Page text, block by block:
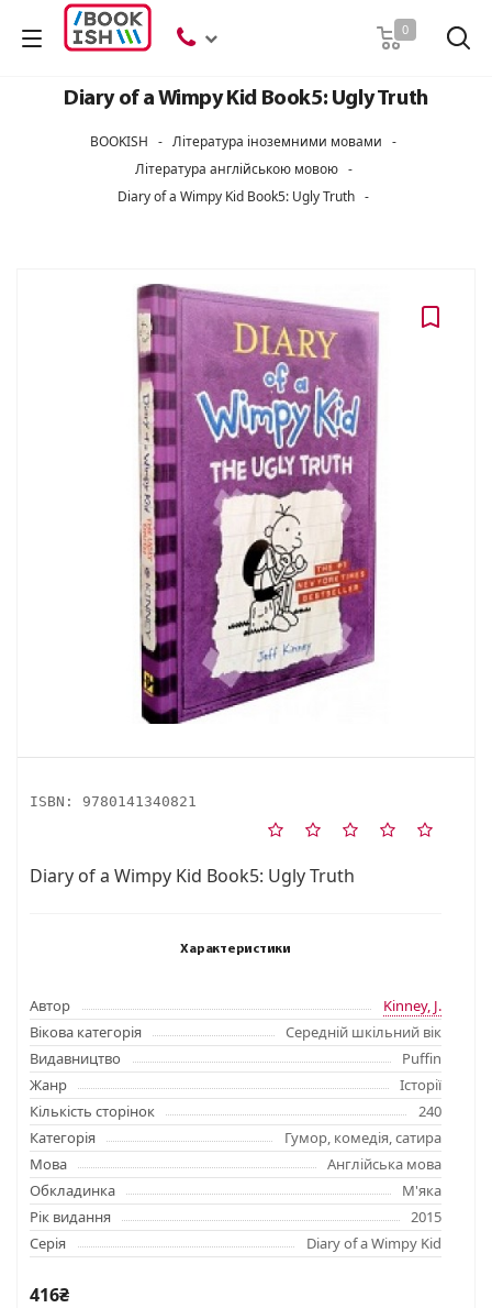
0
Diary of a Wimpy Kid Book5: Ugly Truth
BOOKISH - Література іноземними мовами -
Література англійською мовою -
Diary of a Wimpy Kid Book5: Ugly Truth -
ISBN: 9780141340821
Diary of a Wimpy Kid Book5: Ugly Truth
Характеристики
Автор
Kinney, J.
Вікова категорія
Середній шкільний вік
Видавництво
Puffin
Жанр
Історії
Кількість сторінок
240
Категорія
Гумор, комедія, сатира
Мова
Англійська мова
Обкладинка
М'яка
Рік видання
2015
Серія
Diary of a Wimpy Kid
416₴